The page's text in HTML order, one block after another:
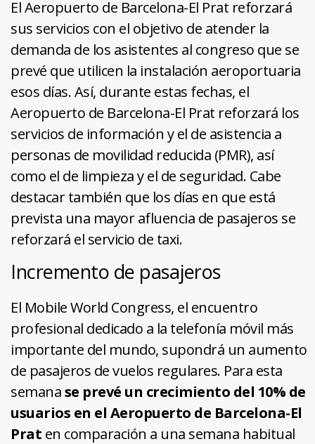
El Aeropuerto de Barcelona-El Prat reforzará
sus servicios con el objetivo de atender la
demanda de los asistentes al congreso que se
prevé que utilicen la instalación aeroportuaria
esos días. Así, durante estas fechas, el
Aeropuerto de Barcelona-El Prat reforzará los
servicios de información y el de asistencia a
personas de movilidad reducida (PMR), así
como el de limpieza y el de seguridad. Cabe
destacar también que los días en que está
prevista una mayor afluencia de pasajeros se
reforzará el servicio de taxi.
Incremento de pasajeros
El Mobile World Congress, el encuentro
profesional dedicado a la telefonía móvil más
importante del mundo, supondrá un aumento
de pasajeros de vuelos regulares. Para esta
semanase prevé un crecimiento del 10% de
usuarios en el Aeropuerto de Barcelona-El
Prat en comparación a una semana habitual